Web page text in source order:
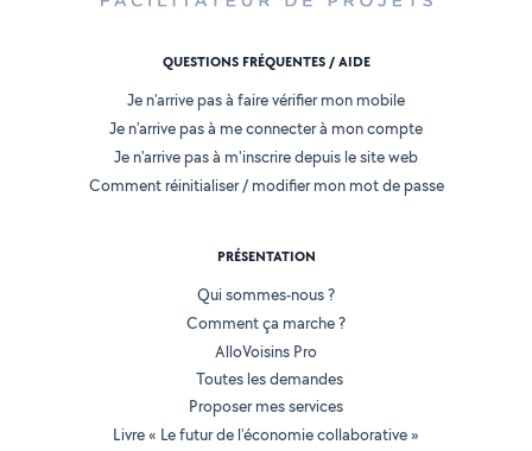
QUESTIONS FRÉQUENTES / AIDE
Je n'arrive pas à faire vérifier mon mobile
Je n'arrive pas à me connecter à mon compte
Je n'arrive pas à m'inscrire depuis le site web
Comment réinitialiser / modifier mon mot de passe
PRÉSENTATION
Qui sommes-nous ?
Comment ça marche ?
AlloVoisins Pro
Toutes les demandes
Proposer mes services
Livre « Le futur de l'économie collaborative »